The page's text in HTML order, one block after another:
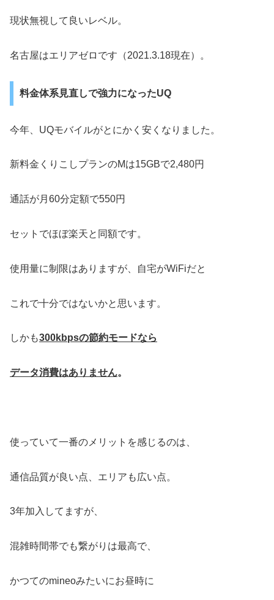
現状無視して良いレベル。
名古屋はエリアゼロです（2021.3.18現在）。
料金体系見直しで強力になったUQ
今年、UQモバイルがとにかく安くなりました。
新料金くりこしプランのMは15GBで2,480円
通話が月60分定額で550円
セットでほぼ楽天と同額です。
使用量に制限はありますが、自宅がWiFiだと
これで十分ではないかと思います。
しかも300kbpsの節約モードなら
データ消費はありません。
使っていて一番のメリットを感じるのは、
通信品質が良い点、エリアも広い点。
3年加入してますが、
混雑時間帯でも繋がりは最高で、
かつてのmineoみたいにお昼時に